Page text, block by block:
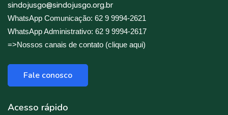
sindojusgo@sindojusgo.org.br
WhatsApp Comunicação: 62 9 9994-2621
WhatsApp Administrativo: 62 9 9994-2617
=>Nossos canais de contato (clique aqui)
Fale conosco
Acesso rápido